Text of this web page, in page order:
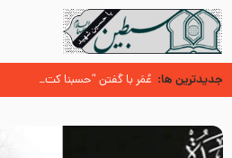
جدیدترین ها: عُمَر با گفتن “حسبنا كتاب اللّه ”
سوزدل جا مانده‌ای از زیارت اربعین
آیا میدانید اولین زائران مزار